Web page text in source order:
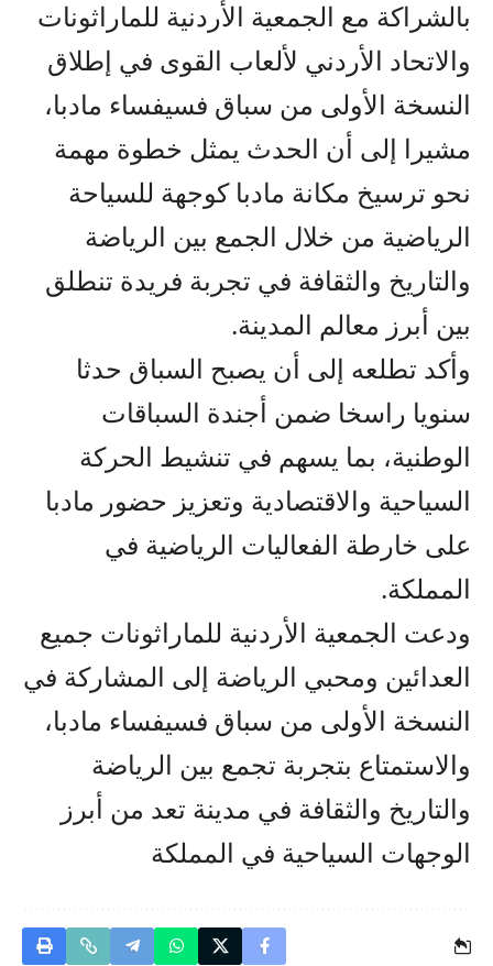
بالشراكة مع الجمعية الأردنية للماراثونات
والاتحاد الأردني لألعاب القوى في إطلاق
النسخة الأولى من سباق فسيفساء مادبا،
مشيرا إلى أن الحدث يمثل خطوة مهمة
نحو ترسيخ مكانة مادبا كوجهة للسياحة
الرياضية من خلال الجمع بين الرياضة
والتاريخ والثقافة في تجربة فريدة تنطلق
بين أبرز معالم المدينة.
وأكد تطلعه إلى أن يصبح السباق حدثا
سنويا راسخا ضمن أجندة السباقات
الوطنية، بما يسهم في تنشيط الحركة
السياحية والاقتصادية وتعزيز حضور مادبا
على خارطة الفعاليات الرياضية في
المملكة.
ودعت الجمعية الأردنية للماراثونات جميع
العدائين ومحبي الرياضة إلى المشاركة في
النسخة الأولى من سباق فسيفساء مادبا،
والاستمتاع بتجربة تجمع بين الرياضة
والتاريخ والثقافة في مدينة تعد من أبرز
الوجهات السياحية في المملكة